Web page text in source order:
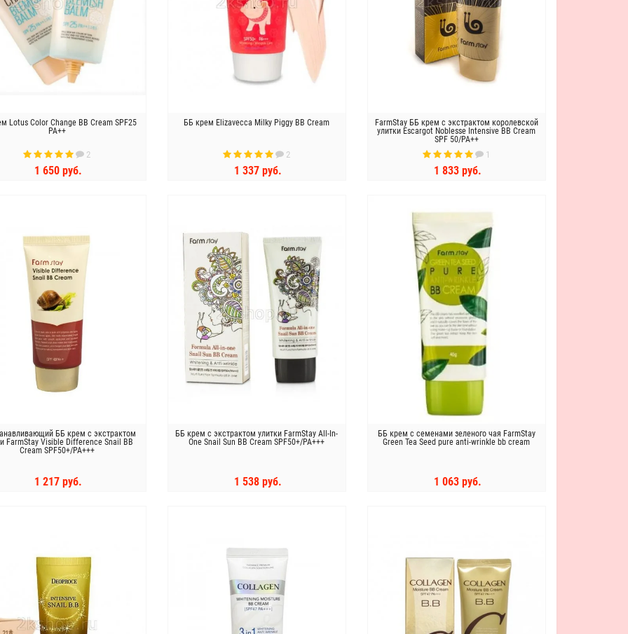
Lotus Color Change BB Cream SPF25
PA++
2
1 650 руб.
ББ крем Elizavecca Milky Piggy BB Cream
2
1 337 руб.
FarmStay ББ крем с экстрактом королевской
улитки Escargot Noblesse Intensive BB Cream
SPF 50/PA++
1
1 833 руб.
ББ крем с экстрактом
FarmStay Visible Difference Snail BB
Cream SPF50+/PA+++
1 217 руб.
ББ крем с экстрактом улитки FarmStay All-In-
One Snail Sun BB Cream SPF50+/PA+++
1 538 руб.
ББ крем с семенами зеленого чая FarmStay
Green Tea Seed pure anti-wrinkle bb cream
1 063 руб.